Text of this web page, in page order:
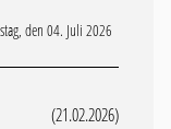
den 04. Juli 2026
(21.02.2026)